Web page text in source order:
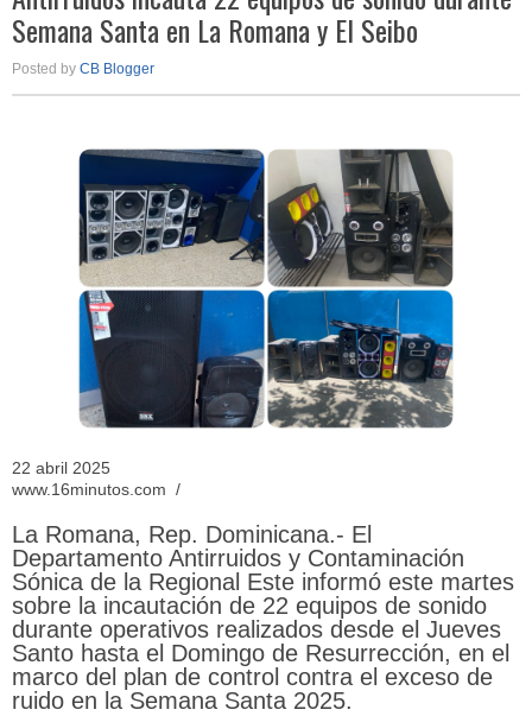
Semana Santa en La Romana y El Seibo
Posted by CB Blogger
22 abril 2025
www.16minutos.com /
La Romana, Rep. Dominicana.- El
Departamento Antirruidos y Contaminación
Sónica de la Regional Este informó este martes
sobre la incautación de 22 equipos de sonido
durante operativos realizados desde el Jueves
Santo hasta el Domingo de Resurrección, en el
marco del plan de control contra el exceso de
ruido en la Semana Santa 2025.